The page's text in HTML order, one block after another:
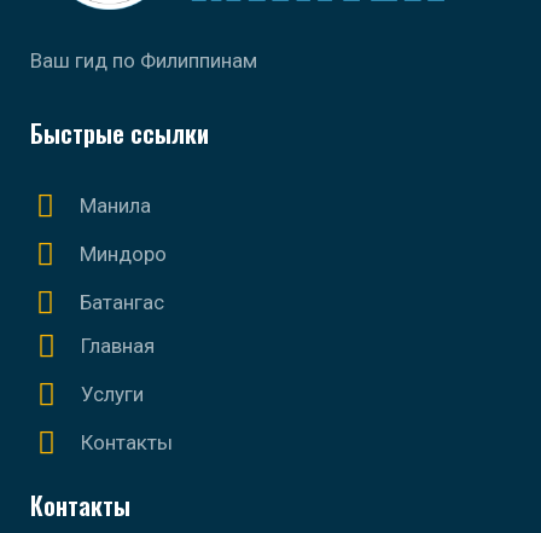
Ваш гид по Филиппинам
Быстрые ссылки
Манила
Миндоро
Батангас
Главная
Услуги
Контакты
Контакты